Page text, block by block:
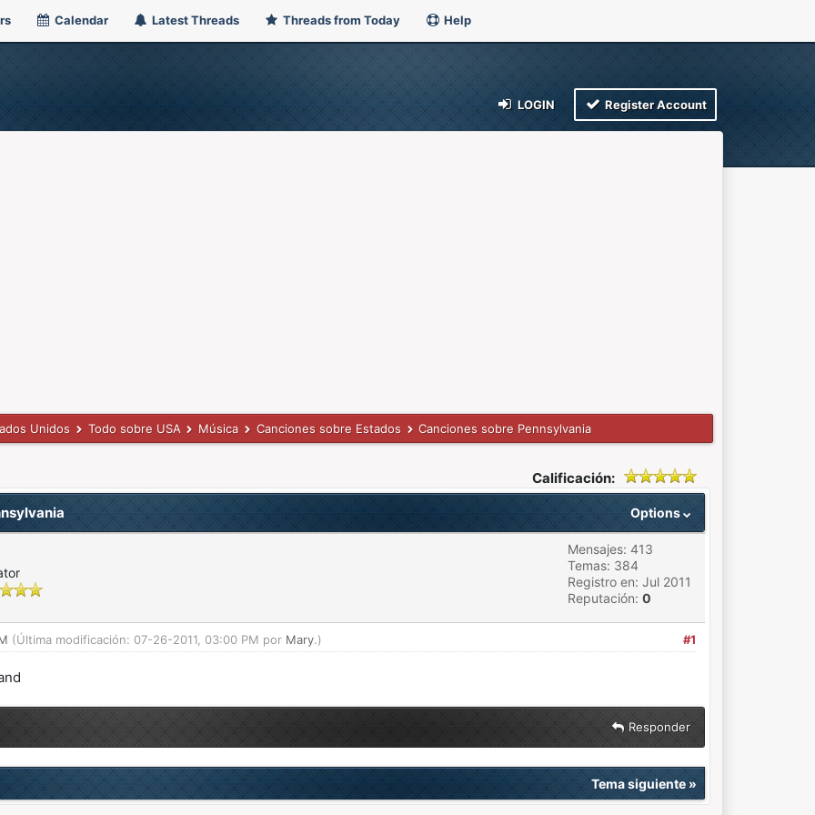
Calendar Latest Threads Threads from Today Help
LOGIN Register Account
Unidos Todo sobre USA Música Canciones sobre Estados Canciones sobre Pennsylvania
Calificación:
Options
Mensajes: 413
Temas: 384
Registro en: Jul 2011
Reputación: 0
#1
(Última modificación: 07-26-2011, 03:00 PM por Mary.)
Responder
Tema siguiente»